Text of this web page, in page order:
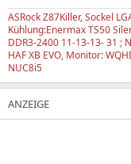
ASRock Z87Killer, Sockel
Kühlung:Enermax TS50
DDR3-2400 11-13-13- 31 ;
HAF XB EVO, Monitor:
NUC8i5